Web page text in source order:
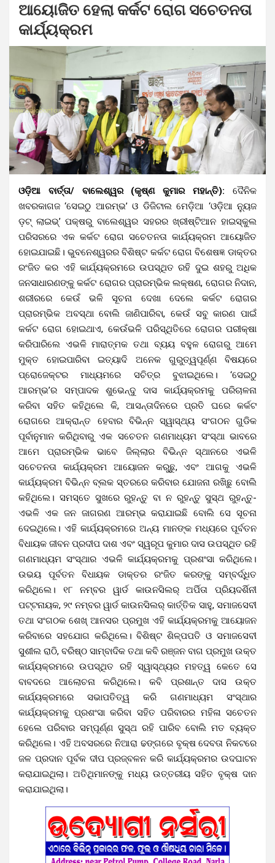
ଆୟୋଜିତ ହେଲା କର୍କଟ ରୋଗ ସଚେତନତା
କାର୍ଯ୍ୟକ୍ରମ
ଓଡ଼ିଆ ବାର୍ତ୍ତା/ ବାଲେଶ୍ୱର (କୃଷ୍ଣ କୁମାର ମହାନ୍ତି): ଦୈନିକ
ଖବରକାଗଜ ‘ସେଇଠୁ ଆରମ୍ଭ’ ଓ ଡିଜିଟାଲ ମେଡ଼ିଆ ‘ଓଡ଼ିଆ ନ୍ୟୁଜ
ଡ଼ଟ୍ ଲାଇଭ୍’ ପକ୍ଷରୁ ବାଲେଶ୍ୱର ସହରର ଖ୍ରୀଷ୍ଟିଆନ ହାଇସ୍କୁଲ
ପରିସରରେ ଏକ କର୍କଟ ରୋଗ ସଚେତନତା କାର୍ଯ୍ୟକ୍ରମ ଆୟୋଜିତ
ହୋଇଯାଇଛି।ଭୁବନେଶ୍ୱରର ବିଶିଷ୍ଟ କର୍କଟ ରୋଗ ବିଶେଷଜ୍ଞ ଡାକ୍ତର
ରଂଜିତ କର ଏହି କାର୍ଯ୍ୟକ୍ରମରେ ଉପସ୍ଥିତ ରହି ଦୁଇ ଶହରୁ ଅଧିକ
ଜନସାଧାରଣଙ୍କୁ କର୍କଟ ରୋଗର ପ୍ରାରମ୍ଭିକ ଲକ୍ଷଣ, ରୋଗର ନିଦାନ,
ଶରୀରରେ କେଉଁ ଭଳି ସୂଚନା ଦେଖା ଦେଲେ କର୍କଟ ରୋଗର
ପ୍ରାରମ୍ଭିକ ଅବସ୍ଥା ବୋଲି ଜାଣିପାରିବା, କେଉଁ ସବୁ କାରଣ ପାଇଁ
କର୍କଟ ରୋଗ ହୋଇଥାଏ, କେଉଁଭଳି ପରିସ୍ଥିତିରେ ରୋଗର ପରୀକ୍ଷା
କରିପାରିଲେ ଏଭଳି ମାରାତ୍ମକ ତଥା ବ୍ୟୟ ବହୁଳ ରୋଗରୁ ଆମେ
ମୁକ୍ତ ହୋଇପାରିବା ଇତ୍ୟାଦି ଅନେକ ଗୁରୁତ୍ୱପୂର୍ଣ୍ଣ ବିଷୟରେ
ପ୍ରୋଜେକ୍ଟର ମାଧ୍ୟମରେ ସଚିତ୍ର ବୁଝାଇଥିଲେ। ‘ସେଇଠୁ
ଆରମ୍ଭ’ର ସମ୍ପାଦକ ଶୁଭେନ୍ଦୁ ଦାସ କାର୍ଯ୍ୟକ୍ରମକୁ ପରିଚାଳନା
କରିବା ସହିତ କହିଥିଲେ କି, ଆସନ୍ତାଦିନରେ ପ୍ରତି ଘରେ କର୍କଟ
ରୋଗରେ ଆକ୍ରାନ୍ତ ହେବାର ବିଭିନ୍ନ ସ୍ୱାସ୍ଥ୍ୟ ସଂଗଠନ ଗୁଡିକ
ପୂର୍ବାନୁମାନ କରିଥିବାରୁ ଏକ ସଚେତନ ଗଣମାଧ୍ୟମ ସଂସ୍ଥା ଭାବରେ
ଆମେ ପ୍ରାରମ୍ଭିକ ଭାବେ ଜିଲ୍ଲାର ବିଭିନ୍ନ ସ୍ଥାନରେ ଏଭଳି
ସଚେତନତା କାର୍ଯ୍ୟକ୍ରମ ଆୟୋଜନ କରୁଛୁ, ଏବଂ ଆଗକୁ ଏଭଳି
କାର୍ଯ୍ୟକ୍ରମ ବିଭିନ୍ନ ବ୍ଲକ ସ୍ତରରେ କରିବାର ଯୋଜନା ରଖିଛୁ ବୋଲି
କହିଥିଲେ। ସମସ୍ତେ ସୁଖରେ ରୁହନ୍ତୁ ବା ନ ରୁହନ୍ତୁ ସୁସ୍ଥ ରୁହନ୍ତୁ-
ଏଭଳି ଏକ ଜନ ଜାଗରଣ ଆରମ୍ଭ କରାଯାଇଛି ବୋଲି ସେ ସୂଚନା
ଦେଇଥିଲେ। ଏହି କାର୍ଯ୍ୟକ୍ରମରେ ଅନ୍ୟ ମାନଙ୍କ ମଧ୍ୟରେ ପୂର୍ବତନ
ବିଧାୟକ ଜୀବନ ପ୍ରଦୀପ ଦାଶ ଏବଂ ସ୍ୱରୂପ କୁମାର ଦାସ ଉପସ୍ଥିତ ରହି
ଗଣମାଧ୍ୟମ ସଂସ୍ଥାର ଏଭଳି କାର୍ଯ୍ୟକ୍ରମକୁ ପ୍ରଶଂସା କରିଥିଲେ।
ଉଭୟ ପୂର୍ବତନ ବିଧାୟକ ଡାକ୍ତର ରଂଜିତ କରଙ୍କୁ ସମ୍ବର୍ଦ୍ଧିତ
କରିଥିଲେ। ୧୮ ନମ୍ବର ୱାର୍ଡ କାଉନସିଲର୍ ଅର୍ପିତା ପ୍ରିୟଦର୍ଶିନୀ
ପଟ୍ଟନାୟକ, ୨୯ ନମ୍ବର ୱାର୍ଡ କାଉନସିଲର୍ କାର୍ତ୍ତିକ ସାହୁ, ସମାଜସେବୀ
ତଥା ସଂଗଠକ ଶେଖ୍ ଆନସର ପ୍ରମୁଖ ଏହି କାର୍ଯ୍ୟକ୍ରମକୁ ଆୟୋଜନ
କରିବାରେ ସହଯୋଗ କରିଥିଲେ। ବିଶିଷ୍ଟ ଶିଳ୍ପପତି ଓ ସମାଜସେବୀ
ସୁଶୀଲ ରାଠି, ବରିଷ୍ଠ ସାମ୍ବାଦିକ ତଥା କବି ରଞ୍ଜନ ବାଗ ପ୍ରମୁଖ ଉକ୍ତ
କାର୍ଯ୍ୟକ୍ରମରେ ଉପସ୍ଥିତ ରହି ସ୍ୱାସ୍ଥ୍ୟର ମହତ୍ୱ କେତେ ସେ
ବାବଦରେ ଆଲୋଚନା କରିଥିଲେ। କବି ପ୍ରଶାନ୍ତ ଦାସ ଉକ୍ତ
କାର୍ଯ୍ୟକ୍ରମରେ ସଭାପତିତ୍ୱ କରି ଗଣମାଧ୍ୟମ ସଂସ୍ଥାର
କାର୍ଯ୍ୟକ୍ରମକୁ ପ୍ରଶଂସା କରିବା ସହିତ ପରିବାରର ମହିଳା ସଚେତନ
ହେଲେ ପରିବାର ସମ୍ପୂର୍ଣ୍ଣ ସୁସ୍ଥ ରହି ପାରିବ ବୋଲି ମତ ବ୍ୟକ୍ତ
କରିଥିଲେ। ଏହି ଅବସରରେ ନିଆରା ଢଙ୍ଗରେ ବୃକ୍ଷ ଦେବତା ନିକଟରେ
ଜଳ ପ୍ରଦାନ ପୂର୍ବକ ଦୀପ ପ୍ରଜ୍ବଳନ କରି କାର୍ଯ୍ୟକ୍ରମର ଉଦଘାଟନ
କରାଯାଇଥିଲା। ଅତିଥିମାନଙ୍କୁ ମଧ୍ୟ ଉତ୍ତରୀୟ ସହିତ ବୃକ୍ଷ ଦାନ
କରାଯାଇଥିଲା।